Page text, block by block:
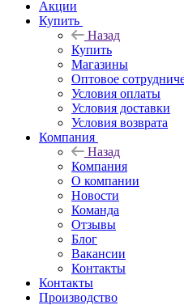
Акции
Купить
Назад
Купить
Магазины
Оптовое
Условия оплаты
Условия доставки
Условия возврата
Компания
Назад
Компания
О компании
Новости
Команда
Отзывы
Блог
Вакансии
Контакты
Контакты
Производство